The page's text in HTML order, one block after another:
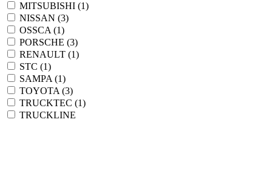
MITSUBISHI (1)
NISSAN (3)
OSSCA (1)
PORSCHE (3)
RENAULT (1)
STC (1)
SAMPA (1)
TOYOTA (3)
TRUCKTEC (1)
TRUCKLINE